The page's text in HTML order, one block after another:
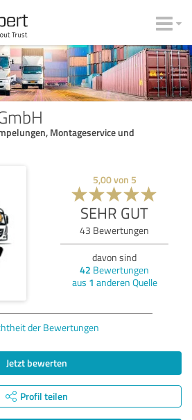
Montageservice und
5,00von 5
SEHR GUT
43 Bewertungen
davon sind
42 Bewertungen
aus 1 anderen Quelle
der Bewertungen
Jetzt bewerten
Profil teilen